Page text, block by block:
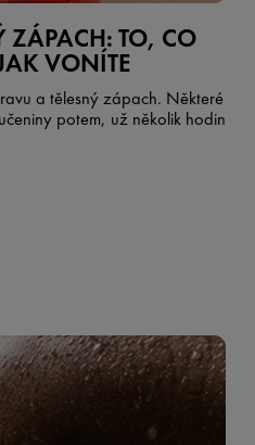
ZÁPACH: TO, CO
VONÍTE
a tělesný zápach. Některé
potem, už několik hodin